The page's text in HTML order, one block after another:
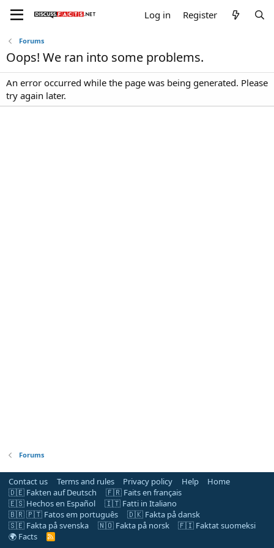
Log in Register
Forums
Oops! We ran into some problems.
An error occurred while the page was being generated. Please
try again later.
Forums
Contact us Terms and rules Privacy policy Help
Home
🇩🇪 Fakten auf Deutsch
🇫🇷 Faits en français
🇪🇸 Hechos en Español
🇮🇹 Fatti in Italiano
🇧🇷 🇵🇹 Fatos em português
🇩🇰 Fakta på dansk
🇸🇪 Fakta på svenska
🇳🇴 Fakta på norsk
🇫🇮 Faktat suomeksi
🌍 Facts
R